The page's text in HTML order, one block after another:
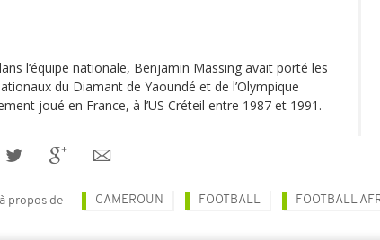
l‘équipe nationale, Benjamin Massing avait porté les
du Diamant de Yaoundé et de l’Olympique
joué en France, à l’US Créteil entre 1987 et 1991.
propos de CAMEROUN FOOTBALL FOOTBALL